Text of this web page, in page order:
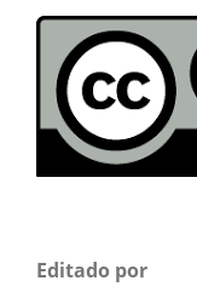
Editado por